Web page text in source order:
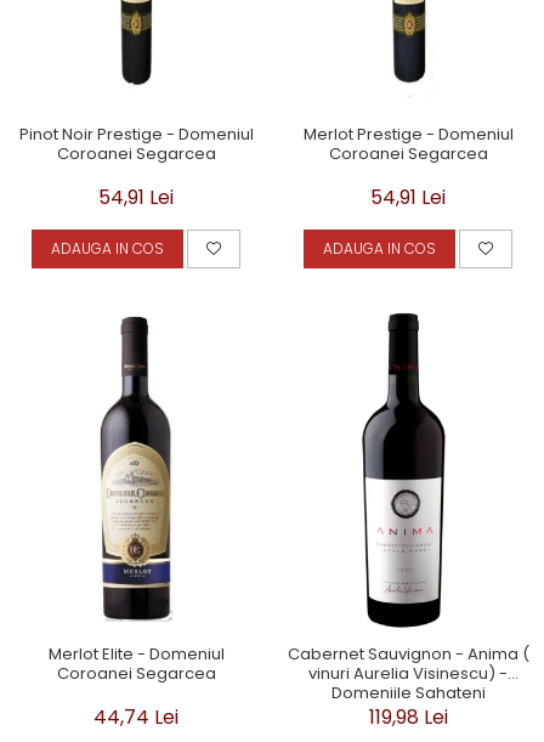
Pinot Noir Prestige - Domeniul
Coroanei Segarcea
54,91 Lei
ADAUGA IN COS
Merlot Prestige - Domeniul
Coroanei Segarcea
54,91 Lei
ADAUGA IN COS
Merlot Elite - Domeniul
Coroanei Segarcea
44,74 Lei
Cabernet Sauvignon - Anima (
vinuri Aurelia Visinescu) -
Domeniile Sahateni
119,98 Lei